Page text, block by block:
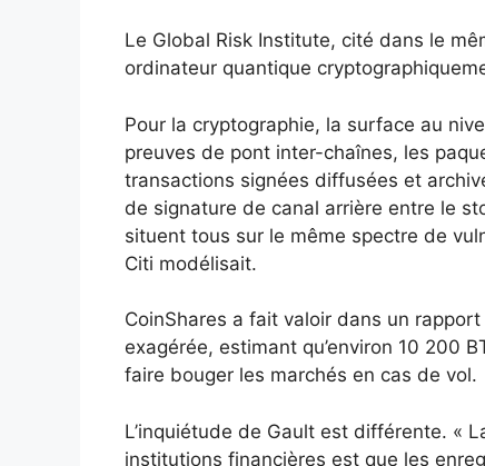
Le Global Risk Institute, cité dans le
ordinateur quantique
Pour la cryptographie, la surface au
preuves de pont inter-chaînes, les
transactions signées diffusées et
de signature de canal arrière entre le
situent tous sur le même spectre de
Citi modélisait.
CoinShares a fait valoir dans un
exagérée, estimant qu’environ 10 200
faire bouger les marchés en cas de vol.
L’inquiétude de Gault est différente. «
institutions financières est que les